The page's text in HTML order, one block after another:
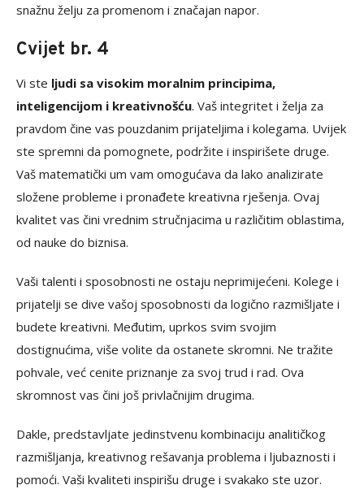
snažnu želju za promenom i značajan napor.
Cvijet br. 4
Vi ste ljudi sa visokim moralnim principima,
inteligencijom i kreativnošću. Vaš integritet i želja za
pravdom čine vas pouzdanim prijateljima i kolegama. Uvijek
ste spremni da pomognete, podržite i inspirišete druge.
Vaš matematički um vam omogućava da lako analizirate
složene probleme i pronađete kreativna rješenja. Ovaj
kvalitet vas čini vrednim stručnjacima u različitim oblastima,
od nauke do biznisa.
Vaši talenti i sposobnosti ne ostaju neprimijećeni. Kolege i
prijatelji se dive vašoj sposobnosti da logično razmišljate i
budete kreativni. Međutim, uprkos svim svojim
dostignućima, više volite da ostanete skromni. Ne tražite
pohvale, već cenite priznanje za svoj trud i rad. Ova
skromnost vas čini još privlačnijim drugima.
Dakle, predstavljate jedinstvenu kombinaciju analitičkog
razmišljanja, kreativnog rešavanja problema i ljubaznosti i
pomoći. Vaši kvaliteti inspirišu druge i svakako ste uzor.